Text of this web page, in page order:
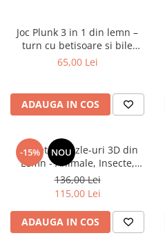
3–4 ani
Jucarii sub 59 lei
Carti & Activitati pentru Copii
Busy Book & Carti Interactive
Carti de Colorat & Activitati
Carti cu Apa & Reutilizabile
Camera Copilului
Balansoare & Covorase de Joaca
Joc Plunk 3 in 1 din lemn –
turn cu betisoare si bile
colorate
65,00 Lei
ADAUGA IN COS
-15% NOU
Pachet 4 Puzzle-uri 3D din
Lemn - Animale, Insecte,
Vehicule, Legume
136,00 Lei
115,00 Lei
ADAUGA IN COS